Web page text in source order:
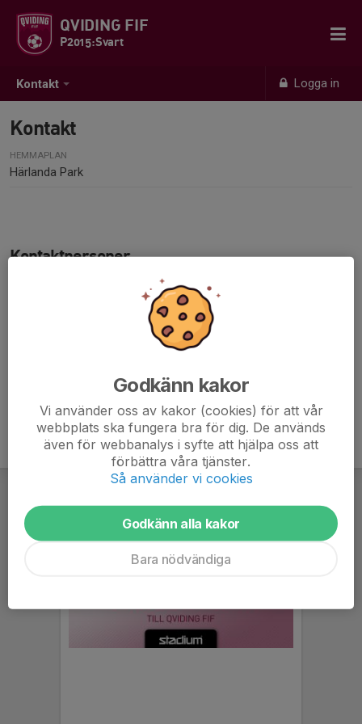
Kontakt Logga in
QVIDING FIF
P2015:Svart
Kontakt
HEMMAPLAN
Härlanda Park
Kontaktpersoner
andreasbister@gmail.com
Godkänn kakor
Vi använder oss av kakor (cookies) för att vår
webbplats ska fungera bra för dig. De används
även för webbanalys i syfte att hjälpa oss att
förbättra våra tjänster.
Så använder vi cookies
Godkänn alla kakor
Bara nödvändiga